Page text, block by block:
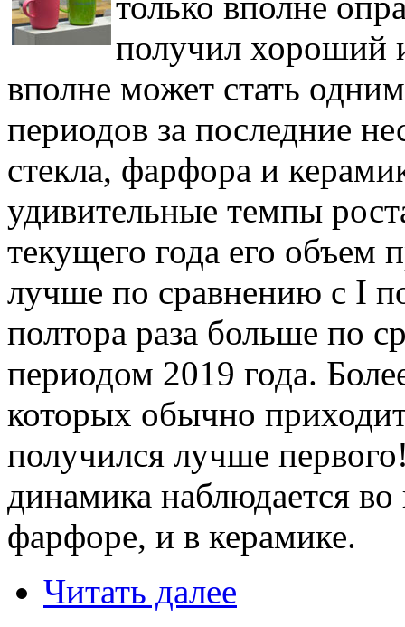
получил хороший
вполне может стать
периодов за последние
стекла, фарфора и
удивительные темпы
текущего года его объем
лучше по сравнению с I
полтора раза больше по
периодом 2019 года.
которых обычно
получился лучше
динамика наблюдается во
фарфоре, и в керамике.
Читать далее